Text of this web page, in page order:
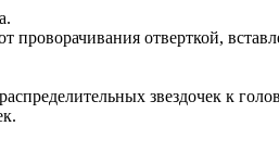
отверткой,
звездочек к